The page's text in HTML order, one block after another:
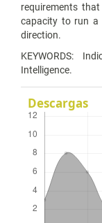
requirements
capacity to run a
direction.
KEYWORDS:
Intelligence.
Descargas